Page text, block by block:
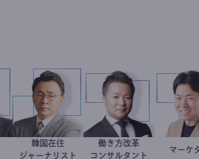
韓国在住
ジャーナリスト
働き方改革
コンサルタント